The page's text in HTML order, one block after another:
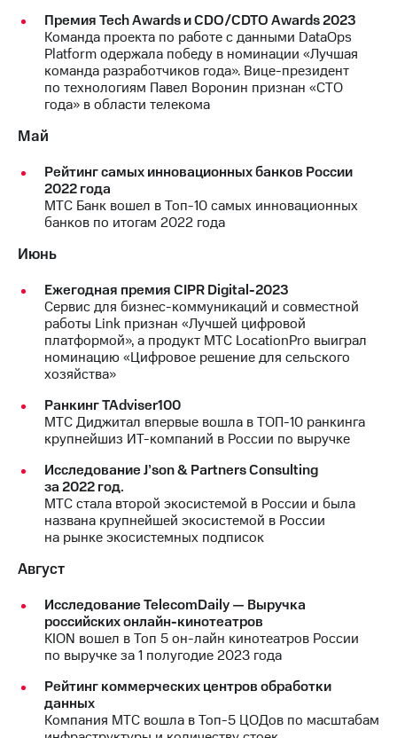
Премия Tech Awards и CDO/CDTO Awards 2023
Команда проекта по работе с данными DataOps
Platform одержала победу в номинации «Лучшая
команда разработчиков года». Вице-президент
по технологиям Павел Воронин признан «СТО
года» в области телекома
Май
Рейтинг самых инновационных банков России
2022 года
МТС Банк вошел в Топ-10 самых инновационных
банков по итогам 2022 года
Июнь
Ежегодная премия CIPR Digital-2023
Сервис для бизнес-коммуникаций и совместной
работы Link признан «Лучшей цифровой
платформой», а продукт МТС LocationPro выиграл
номинацию «Цифровое решение для сельского
хозяйства»
Ранкинг TAdviser100
МТС Диджитал впервые вошла в ТОП-10 ранкинга
крупнейшиз ИТ-компаний в России по выручке
Исследование J’son & Partners Consulting
за 2022 год.
МТС стала второй экосистемой в России и была
названа крупнейшей экосистемой в России
на рынке экосистемных подписок
Август
Исследование TelecomDaily — Выручка
российских онлайн-кинотеатров
KION вошел в Топ 5 он-лайн кинотеатров России
по выручке за 1 полугодие 2023 года
Рейтинг коммерческих центров обработки
данных
Компания МТС вошла в Топ-5 ЦОДов по масштабам